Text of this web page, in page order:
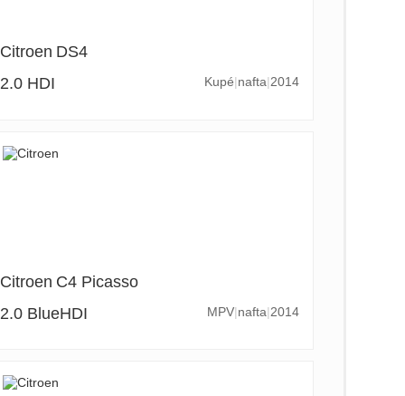
Citroen DS4
2014
2.0 HDI nafta
Kupé
Citroen C4 Picasso
2014
2.0 BlueHDI nafta
MPV